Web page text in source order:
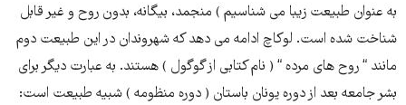
به عنوان طبیعت زیبا می شناسیم ) منجمد، بیگانه، بدون روح و غیر قابل
شناخت شده است. لوکاچ ادامه می دهد که شهروندان در این طبيعت دوم
مانند “ روح های مرده “ ( نام کتابی از گوگول ) هستند. به عبارت ديگر برای
بشر جامعه بعد از دوره يونان باستان ( دوره منظومه ) شبيه طبیعت است: